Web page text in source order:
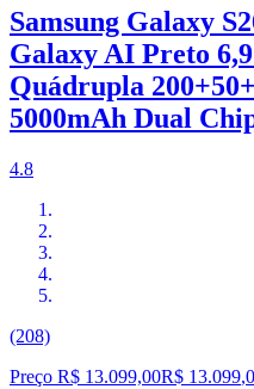
Samsung Galaxy
Galaxy AI Preto
Quádrupla
5000mAh Dual
4.8
(208)
Preço R$ 13.099,00R$ 13.099,